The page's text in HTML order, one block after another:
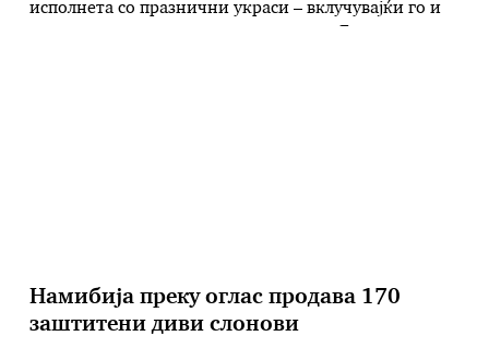
исполнета со празнични украси – вклучувајќи го и
Намибија преку оглас продава 170
заштитени диви слонови